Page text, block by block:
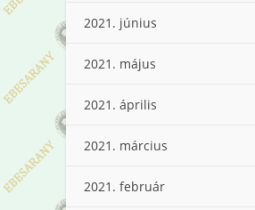
2021. június
2021. május
2021. április
2021. március
2021. február